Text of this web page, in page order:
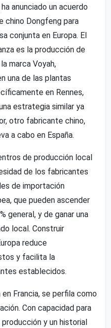
anunciado un acuerdo
Dongfeng para
conjunta en Europa. El
es la producción de
marca Voyah,
una de las plantas
en Rennes,
estrategia similar ya
otro fabricante chino,
a cabo en España.
de producción local
de los fabricantes
de importación
que pueden ascender
general, y de ganar una
local. Construir
reduce
y facilita la
establecidos.
Francia, se perfila como
Con capacidad para
y un historial